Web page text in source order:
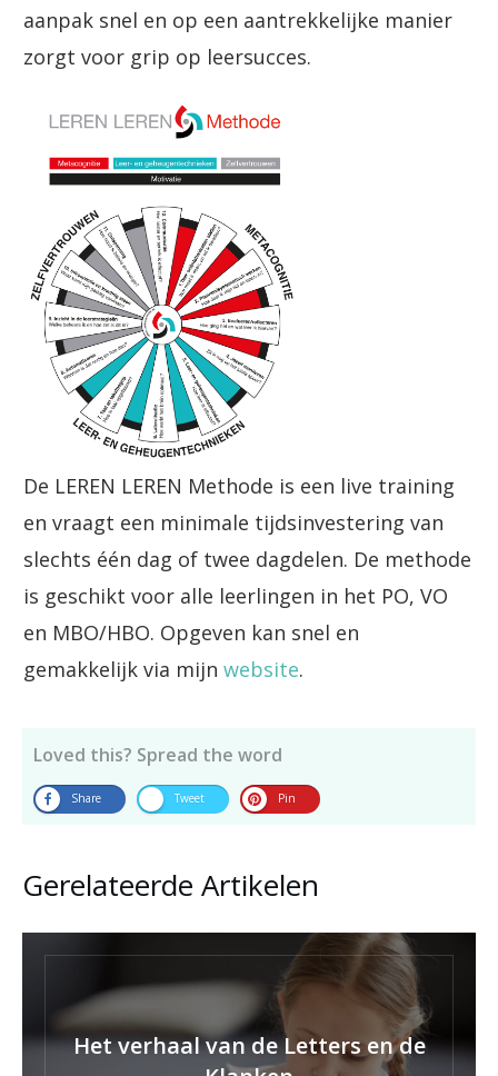
aanpak snel en op een aantrekkelijke manier
zorgt voor grip op leersucces.
De LEREN LEREN Methode is een live training
en vraagt een minimale tijdsinvestering van
slechts één dag of twee dagdelen. De methode
is geschikt voor alle leerlingen in het PO, VO
en MBO/HBO. Opgeven kan snel en
gemakkelijk via mijn website.
Loved this? Spread the word
Share Tweet Pin
Gerelateerde Artikelen
Het verhaal van de Letters en de